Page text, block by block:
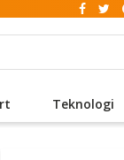
Teknologi